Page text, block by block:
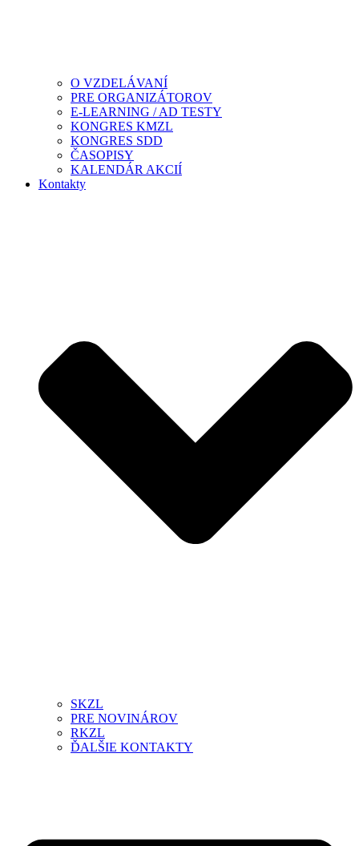
O VZDELÁVANÍ
PRE ORGANIZÁTOROV
E-LEARNING / AD TESTY
KONGRES KMZL
KONGRES SDD
ČASOPISY
KALENDÁR AKCIÍ
Kontakty
SKZL
PRE NOVINÁROV
RKZL
ĎALŠIE KONTAKTY